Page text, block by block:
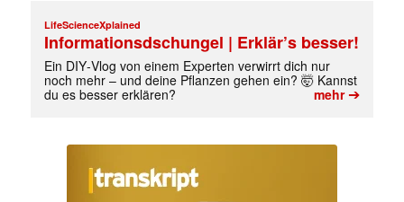
LifeScienceXplained
Informationsdschungel | Erklär’s besser!
Ein DIY‑Vlog von einem Experten verwirrt dich nur
noch mehr – und deine Pflanzen gehen ein? 🤯 Kannst
du es besser erklären?
mehr➔